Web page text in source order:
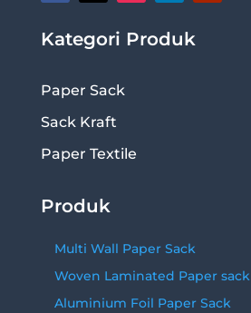
Kategori Produk
Paper Sack
Sack Kraft
Paper Textile
Produk
Multi Wall Paper Sack
Woven Laminated Paper sack
Aluminium Foil Paper Sack